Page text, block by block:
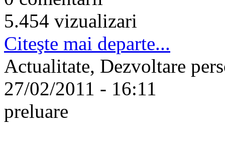
5.454 vizualizari
Citeşte mai departe...
Actualitate, Dezvoltare
27/02/2011 - 16:11
preluare